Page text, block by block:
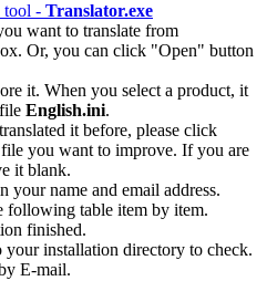
tool - Translator.exe
want to translate from
Or, you can click "Open" button
it. When you select a product, it
English.ini.
it before, please click
you want to improve. If you are
it blank.
your name and email address.
following table item by item.
finished.
your installation directory to check.
E-mail.